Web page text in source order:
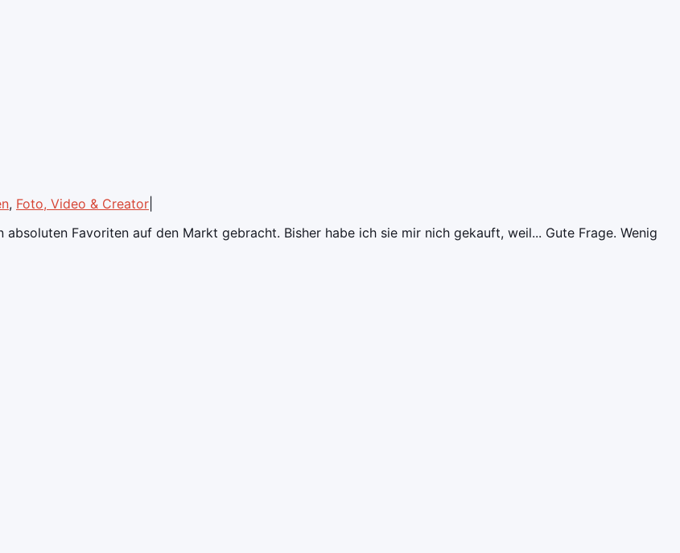
, Foto, Video & Creator
Favoriten auf den Markt gebracht. Bisher habe ich sie mir nich gekauft, weil... Gute Frage. Wenig